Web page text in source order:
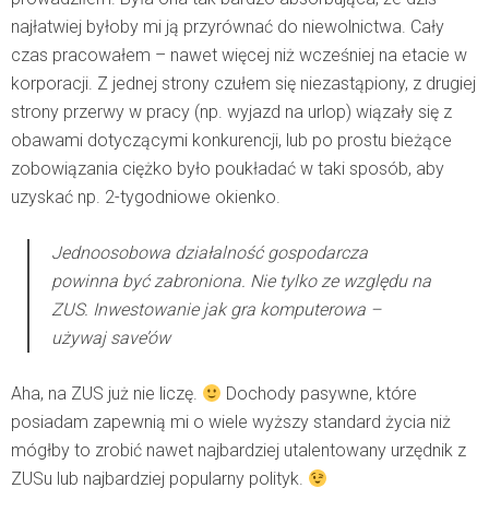
najłatwiej byłoby mi ją przyrównać do niewolnictwa. Cały
czas pracowałem – nawet więcej niż wcześniej na etacie w
korporacji. Z jednej strony czułem się niezastąpiony, z drugiej
strony przerwy w pracy (np. wyjazd na urlop) wiązały się z
obawami dotyczącymi konkurencji, lub po prostu bieżące
zobowiązania ciężko było poukładać w taki sposób, aby
uzyskać np. 2-tygodniowe okienko.
Jednoosobowa działalność gospodarcza
powinna być zabroniona. Nie tylko ze względu na
ZUS. Inwestowanie jak gra komputerowa –
używaj save’ów
Aha, na ZUS już nie liczę.
Dochody pasywne, które
posiadam zapewnią mi o wiele wyższy standard życia niż
mógłby to zrobić nawet najbardziej utalentowany urzędnik z
ZUSu lub najbardziej popularny polityk.